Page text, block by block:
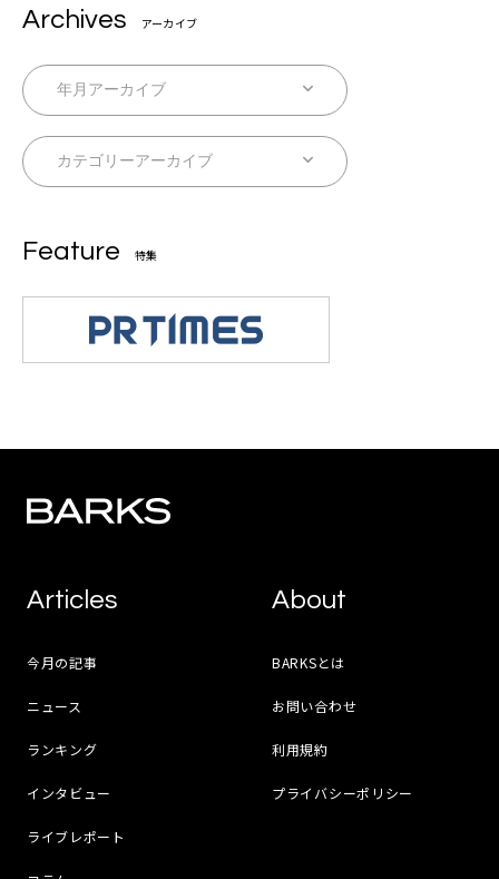
Archives アーカイブ
Feature 特集
Articles
今月の記事
ニュース
ランキング
インタビュー
ライブレポート
About
BARKSとは
お問い合わせ
利用規約
プライバシーポリシー